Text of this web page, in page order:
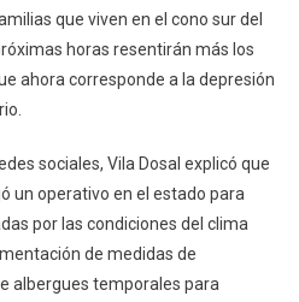
que viven en el cono sur del
horas resentirán más los
ahora corresponde a la depresión
sociales, Vila Dosal explicó que
un operativo en el estado para
por las condiciones del clima
de medidas de
albergues temporales para